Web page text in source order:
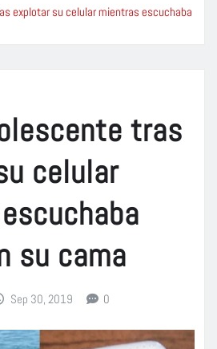
explotar su celular mientras escuchaba
tras
celular
su cama
Sep 30, 2019 0